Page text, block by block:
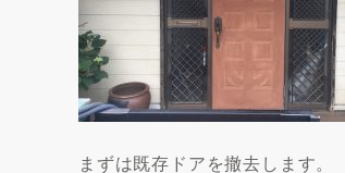
まずは既存ドアを撤去します。